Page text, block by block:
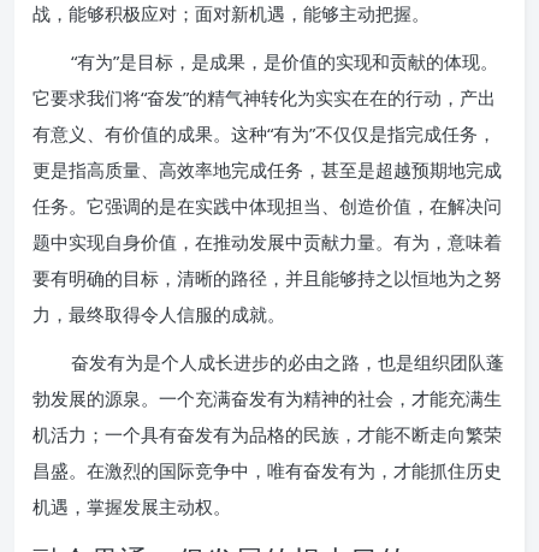
战，能够积极应对；面对新机遇，能够主动把握。
“有为”是目标，是成果，是价值的实现和贡献的体现。
它要求我们将“奋发”的精气神转化为实实在在的行动，产出
有意义、有价值的成果。这种“有为”不仅仅是指完成任务，
更是指高质量、高效率地完成任务，甚至是超越预期地完成
任务。它强调的是在实践中体现担当、创造价值，在解决问
题中实现自身价值，在推动发展中贡献力量。有为，意味着
要有明确的目标，清晰的路径，并且能够持之以恒地为之努
力，最终取得令人信服的成就。
奋发有为是个人成长进步的必由之路，也是组织团队蓬
勃发展的源泉。一个充满奋发有为精神的社会，才能充满生
机活力；一个具有奋发有为品格的民族，才能不断走向繁荣
昌盛。在激烈的国际竞争中，唯有奋发有为，才能抓住历史
机遇，掌握发展主动权。